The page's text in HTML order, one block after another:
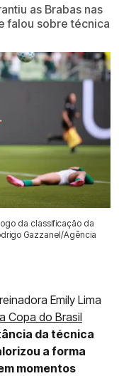
as Brabas nas
falou sobre técnica
da classificação da
Gazzanel/Agência
Emily Lima
Copa do Brasil
da técnica
a forma
momentos